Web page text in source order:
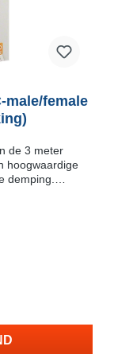
male/female
de 3 meter
hoogwaardige
demping.
uw digitale
geheel
De
van de
meerdere
de hoge